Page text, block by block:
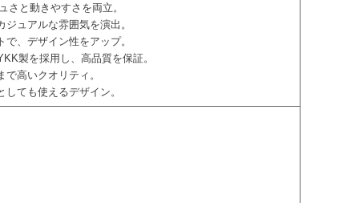
さと動きやすさを両立。
ュアルな雰囲気を演出。
、デザイン性をアップ。
製を採用し、高品質を保証。
高いクオリティ。
ても使えるデザイン。